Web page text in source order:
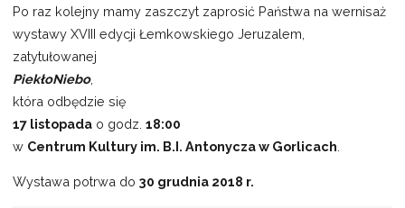
Po raz kolejny mamy zaszczyt zaprosić Państwa na wernisaż
wystawy XVIII edycji Łemkowskiego Jeruzalem,
zatytułowanej
PiekłoNiebo,
która odbędzie się
17 listopada o godz.18:00
w Centrum Kultury im. B.I. Antonycza w Gorlicach
Wystawa potrwa do30 grudnia 2018 r.